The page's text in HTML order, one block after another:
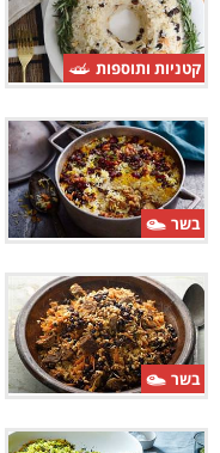
קטניות ותוספות
בשר
בשר